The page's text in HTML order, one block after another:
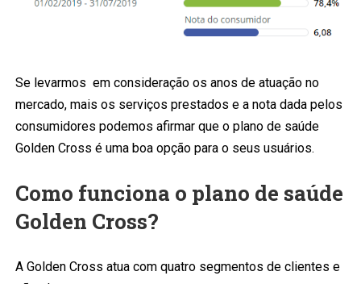
Se levarmos em consideração os anos de atuação no
mercado, mais os serviços prestados e a nota dada pelos
consumidores podemos afirmar que o plano de saúde
Golden Cross é uma boa opção para o seus usuários.
Como funciona o plano de saúde
Golden Cross?
A Golden Cross atua com quatro segmentos de clientes e